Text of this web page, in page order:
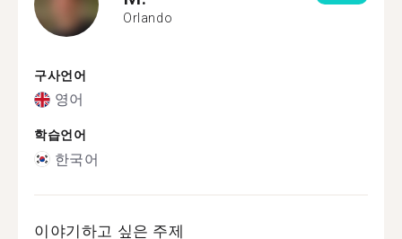
Orlando
구사언어
영어
학습언어
한국어
이야기하고 싶은 주제